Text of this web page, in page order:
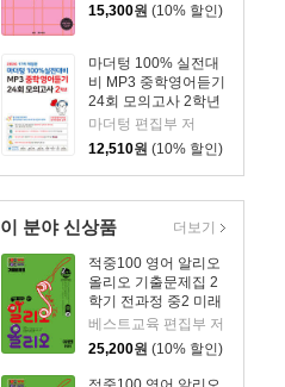
15,300원 (10% 할인)
마더텅 100% 실전대
비 MP3 중학영어듣기
24회 모의고사 2학년
(2026년)
마더텅 편집부 저
12,510원 (10% 할인)
이 분야 신상품
적중100 영어 알리오
올리오 기출문제집 2
학기 전과정 중2 미래
엔(문영인) (2026년)
베스트교육 편집부 저
25,200원 (10% 할인)
더보기